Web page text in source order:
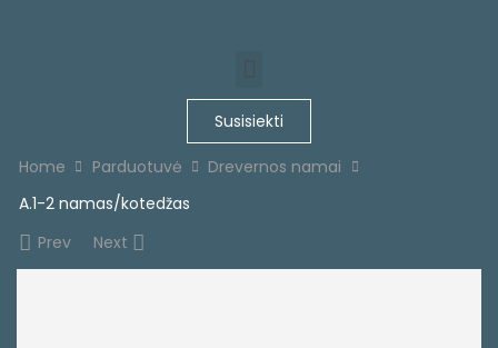
Susisiekti
Home Parduotuvė
Drevernos namai
A.1-2 namas/kotedžas
Prev
Next